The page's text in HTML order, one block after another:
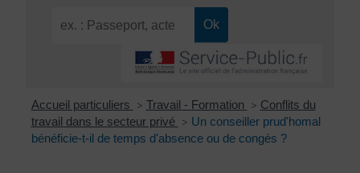
Accueil particuliers > Travail - Formation > Conflits du
travail dans le secteur privé
> Un conseiller prud'homal
bénéficie-t-il de temps d'absence ou de congés ?